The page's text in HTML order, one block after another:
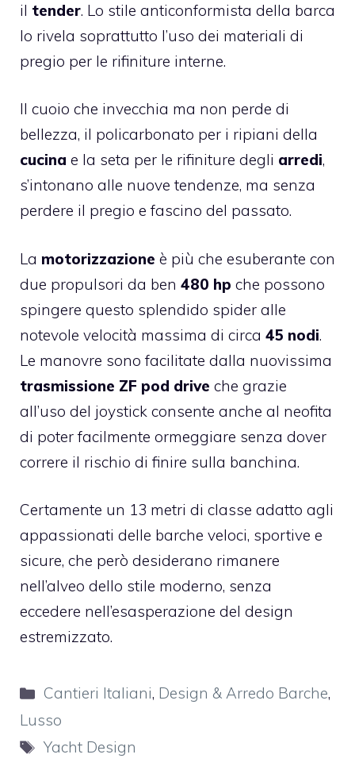
il tender. Lo stile anticonformista della barca
lo rivela soprattutto l’uso dei materiali di
pregio per le rifiniture interne.
Il cuoio che invecchia ma non perde di
bellezza, il policarbonato per i ripiani della
cucina e la seta per le rifiniture degli arredi,
s’intonano alle nuove tendenze, ma senza
perdere il pregio e fascino del passato.
La motorizzazione è più che esuberante con
due propulsori da ben 480 hp che possono
spingere questo splendido spider alle
notevole velocità massima di circa 45 nodi.
Le manovre sono facilitate dalla nuovissima
trasmissione ZF pod drive che grazie
all’uso del joystick consente anche al neofita
di poter facilmente ormeggiare senza dover
correre il rischio di finire sulla banchina.
Certamente un 13 metri di classe adatto agli
appassionati delle barche veloci, sportive e
sicure, che però desiderano rimanere
nell’alveo dello stile moderno, senza
eccedere nell’esasperazione del design
estremizzato.
Categorie
Cantieri Italiani, Design & Arredo Barche,
Lusso
Tag
Yacht Design